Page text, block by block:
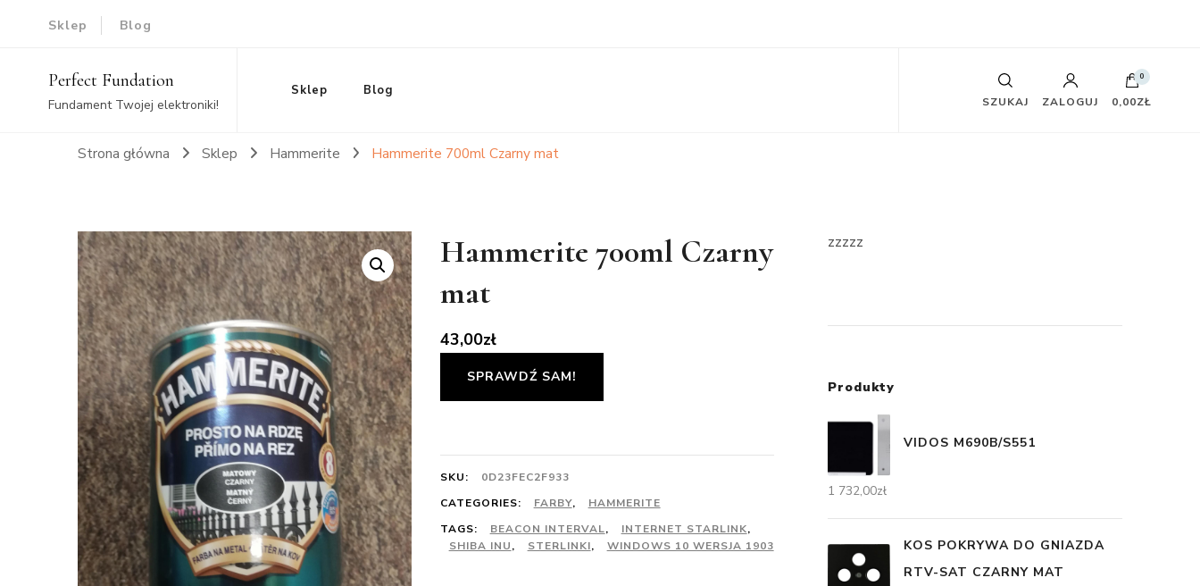
Sklep Blog
Perfect Fundation
Fundament Twojej elektroniki!
Sklep Blog
SZUKAJ ZALOGUJ
0
0,00ZŁ
Strona główna Sklep Hammerite Hammerite 700ml Czarny mat
Hammerite 700ml Czarny
mat
43,00zł
SPRAWDŹ SAM!
SKU:
0D23FEC2F933
CATEGORIES:
FARBY,
HAMMERITE
TAGS:
BEACON INTERVAL, INTERNET STARLINK,
SHIBA INU, STERLINKI, WINDOWS 10 WERSJA 1903
zzzzz
Produkty
VIDOS M690B/S551
1 732,00zł
KOS POKRYWA DO GNIAZDA
RTV-SAT CZARNY MAT